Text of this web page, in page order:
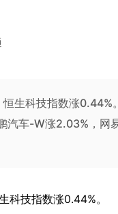
生科技指数涨
汽车-W涨2.03%，网
科技指数涨0.44%。